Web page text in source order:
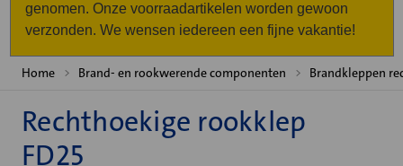
genomen. Onze voorraadartikelen worden gewoon
verzonden. We wensen iedereen een fijne vakantie!
Home Brand- en rookwerende componenten Brandkleppen
Rechthoekige rookklep
FD25